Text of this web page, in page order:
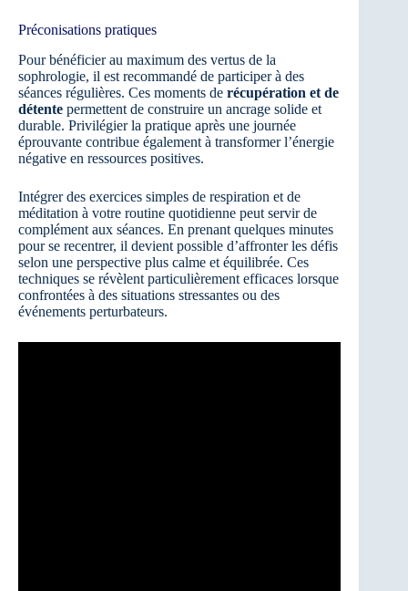
Préconisations pratiques
Pour bénéficier au maximum des vertus de la
sophrologie, il est recommandé de participer à des
séances régulières. Ces moments de récupération et de
détente permettent de construire un ancrage solide et
durable. Privilégier la pratique après une journée
éprouvante contribue également à transformer l’énergie
négative en ressources positives.
Intégrer des exercices simples de respiration et de
méditation à votre routine quotidienne peut servir de
complément aux séances. En prenant quelques minutes
pour se recentrer, il devient possible d’affronter les défis
selon une perspective plus calme et équilibrée. Ces
techniques se révèlent particulièrement efficaces lorsque
confrontées à des situations stressantes ou des
événements perturbateurs.